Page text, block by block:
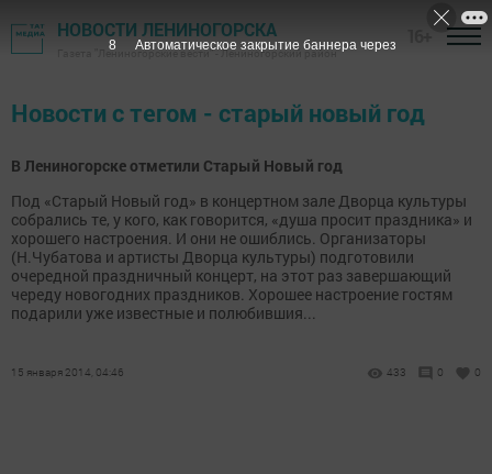
НОВОСТИ ЛЕНИНОГОРСКА
Газета "Лениногорские вести" - Лениногорский район
Новости с тегом - старый новый год
В Лениногорске отметили Старый Новый год
Под «Старый Новый год» в концертном зале Дворца культуры
собрались те, у кого, как говорится, «душа просит праздника» и
хорошего настроения. И они не ошиблись. Организаторы
(Н.Чубатова и артисты Дворца культуры) подготовили
очередной праздничный концерт, на этот раз завершающий
череду новогодних праздников. Хорошее настроение гостям
подарили уже известные и полюбившия...
15 января 2014, 04:46 433 0 0
8 Автоматическое закрытие баннера через